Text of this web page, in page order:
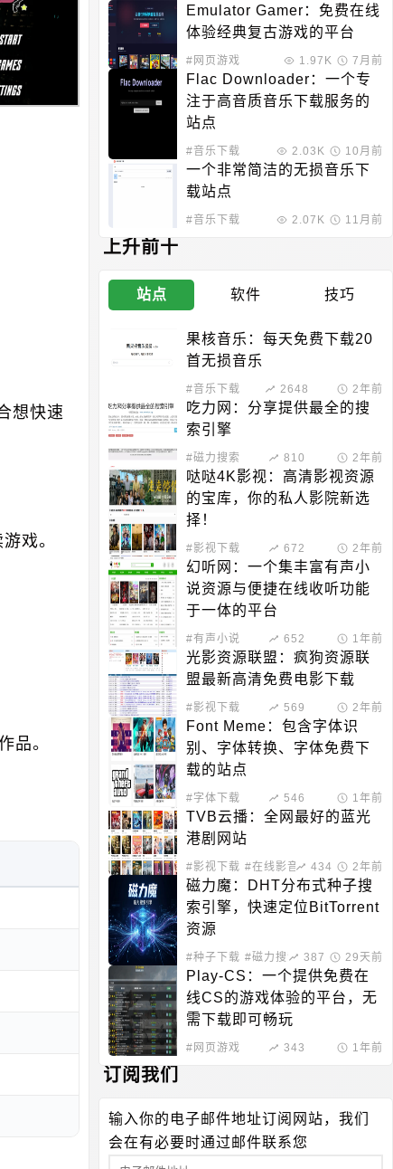
想快速
戏。
品。
Emulator Gamer：免费在线
体验经典复古游戏的平台
#网页游戏 1.97K 7月前
Flac Downloader：一个专
注于高音质音乐下载服务的
站点
#音乐下载 2.03K 10月前
一个非常简洁的无损音乐下
载站点
#音乐下载 2.07K 11月前
上升前十
站点 软件 技巧
果核音乐：每天免费下载20
首无损音乐
#音乐下载 2648 2年前
吃力网：分享提供最全的搜
索引擎
#磁力搜索 810 2年前
哒哒4K影视：高清影视资源
的宝库，你的私人影院新选
择！
#影视下载 672 2年前
幻听网：一个集丰富有声小
说资源与便捷在线收听功能
于一体的平台
#有声小说 652 1年前
光影资源联盟：疯狗资源联
盟最新高清免费电影下载
#影视下载 569 2年前
Font Meme：包含字体识
别、字体转换、字体免费下
载的站点
#字体下载 546 1年前
TVB云播：全网最好的蓝光
港剧网站
#影视下载 #在线影音 434 2年前
磁力魔：DHT分布式种子搜
索引擎，快速定位BitTorrent
资源
#种子下载 #磁力搜索 387 29天前
Play-CS：一个提供免费在
线CS的游戏体验的平台，无
需下载即可畅玩
#网页游戏 343 1年前
订阅我们
输入你的电子邮件地址订阅网站，我们
会在有必要时通过邮件联系您